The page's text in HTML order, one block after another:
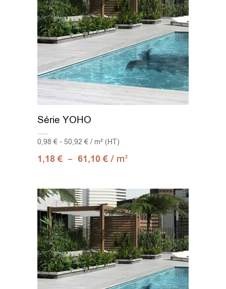
Série YOHO
0,98 € - 50,92 € / m² (HT)
1,18€ – 61,10€ / m2